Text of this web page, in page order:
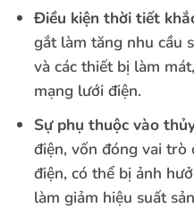
Điều kiện thời tiết
gắt làm tăng nhu cầu
và các thiết bị làm
mạng lưới điện.
Sự phụ thuộc vào
điện, vốn đóng vai
điện, có thể bị ảnh
làm giảm hiệu suất